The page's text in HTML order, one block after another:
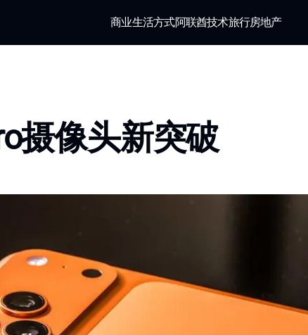
商业生活方式阿联酋技术旅行房地产
摄像头新突破